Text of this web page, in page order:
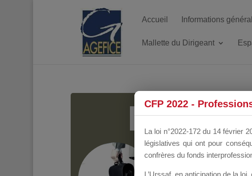
Accueil Informations
Mallette du Dirigeant
Groupe Public il y a un mois
CFP 2022 -
La loi n°2022-172 du 14 février
législatives qui ont pour
confrères du fonds
L’Urssaf, en anticipation de la loi,